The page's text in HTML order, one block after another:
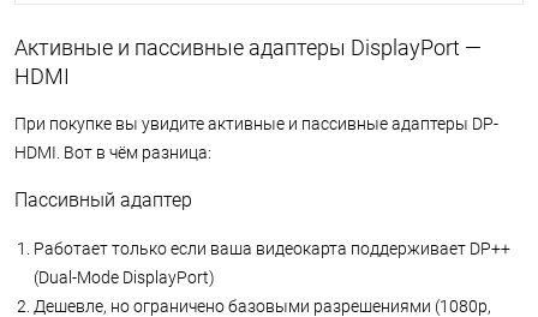
производительности, такие как высокая частота
обновления 4K или даже разрешение 8K, что делает его
идеальным выбором для профессиональных рабочих
станций и игровых систем.
Активные и пассивные адаптеры DisplayPort —
HDMI
При покупке вы увидите активные и пассивные адаптеры DP-
HDMI. Вот в чём разница:
Пассивный адаптер
Работает только если ваша видеокарта поддерживает DP++
(Dual-Mode DisplayPort)
Дешевле, но ограничено базовыми разрешениями (1080p,